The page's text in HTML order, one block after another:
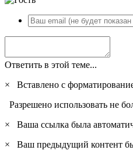
Ответить в этой теме...
×
Вставлено с
Разрешено использовать не
×
Ваша ссылка была
×
Ваш предыдущий контент